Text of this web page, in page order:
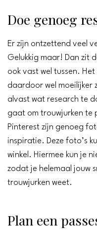
Doe genoeg
Er zijn ontzettend veel
Gelukkig maar! Dan zit
ook vast wel tussen.
daardoor wel moeilijker
alvast wat research te
gaat om trouwjurken te
Pinterest zijn genoeg
inspiratie. Deze foto’s
winkel. Hiermee kun je
zodat je helemaal jouw
trouwjurken weet.
Plan een